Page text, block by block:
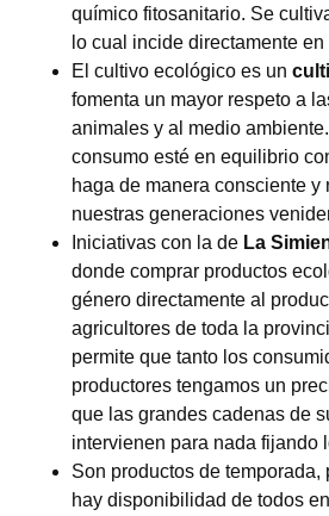
químico fitosanitario. Se
lo cual incide directamente
El cultivo ecológico es un
fomenta un mayor respeto a
animales y al medio
consumo esté en equilibrio
haga de manera consciente y
nuestras generaciones
Iniciativas con la de La
donde comprar productos
género directamente al
agricultores de toda la
permite que tanto los
productores tengamos un
que las grandes cadenas de
intervienen para nada fijando
Son productos de temporada,
hay disponibilidad de todos